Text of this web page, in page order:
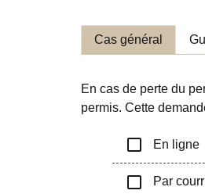
Cas général
En cas de perte du
permis. Cette
check_box_outline_blank En ligne
check_box_outline_blank Par